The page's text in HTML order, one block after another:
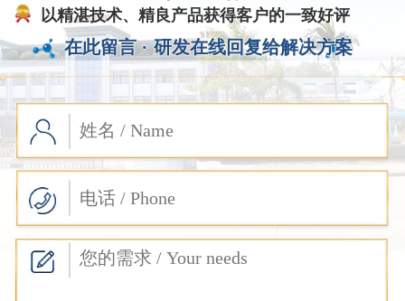
以精湛技术、精良产品获得客户的一致好评
在此留言 · 研发在线回复给解决方案